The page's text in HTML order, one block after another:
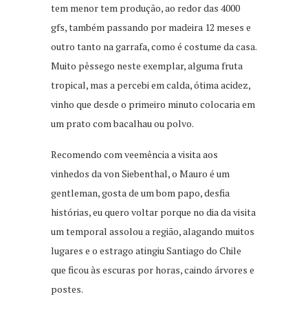
tem menor tem produção, ao redor das 4000
gfs, também passando por madeira 12 meses e
outro tanto na garrafa, como é costume da casa.
Muito pêssego neste exemplar, alguma fruta
tropical, mas a percebi em calda, ótima acidez,
vinho que desde o primeiro minuto colocaria em
um prato com bacalhau ou polvo.
Recomendo com veemência a visita aos
vinhedos da von Siebenthal, o Mauro é um
gentleman, gosta de um bom papo, desfia
histórias, eu quero voltar porque no dia da visita
um temporal assolou a região, alagando muitos
lugares e o estrago atingiu Santiago do Chile
que ficou às escuras por horas, caindo árvores e
postes.